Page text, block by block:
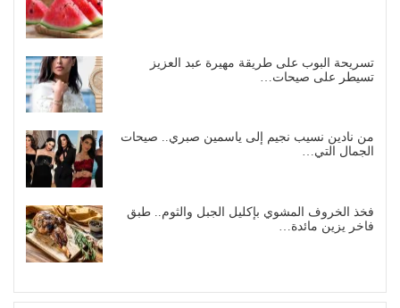
تسريحة البوب على طريقة مهيرة عبد العزيز
تسيطر على صيحات…
من نادين نسيب نجيم إلى ياسمين صبري.. صيحات
الجمال التي…
فخذ الخروف المشوي بإكليل الجبل والثوم.. طبق
فاخر يزين مائدة…